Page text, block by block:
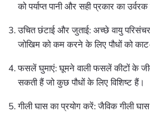
को पर्याप्त पानी और सही प्रकार का
उचित छंटाई और जुताई: अच्छे वायु
जोखिम को कम करने के लिए पौधों को
फसलें घुमाएं: घूमने वाली फसलें कीटों के
सकती हैं जो कुछ पौधों के लिए विशिष्ट हैं।
गीली घास का प्रयोग करें: जैविक गीली